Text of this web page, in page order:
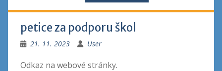
petice za podporu škol
21. 11. 2023 User
Odkaz na webové stránky.